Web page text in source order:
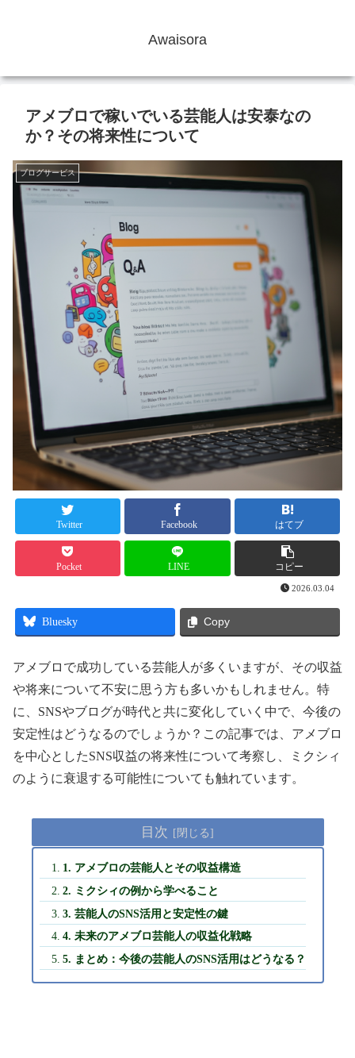
Awaisora
アメブロで稼いでいる芸能人は安泰なの
か？その将来性について
ブログサービス
Twitter Facebook はてブ
Pocket LINE コピー
2026.03.04
Bluesky Copy
アメブロで成功している芸能人が多くいますが、その収益
や将来について不安に思う方も多いかもしれません。特
に、SNSやブログが時代と共に変化していく中で、今後の
安定性はどうなるのでしょうか？この記事では、アメブロ
を中心としたSNS収益の将来性について考察し、ミクシィ
のように衰退する可能性についても触れています。
目次
1. アメブロの芸能人とその収益構造
2. ミクシィの例から学べること
3. 芸能人のSNS活用と安定性の鍵
4. 未来のアメブロ芸能人の収益化戦略
5. まとめ：今後の芸能人のSNS活用はどうなる？